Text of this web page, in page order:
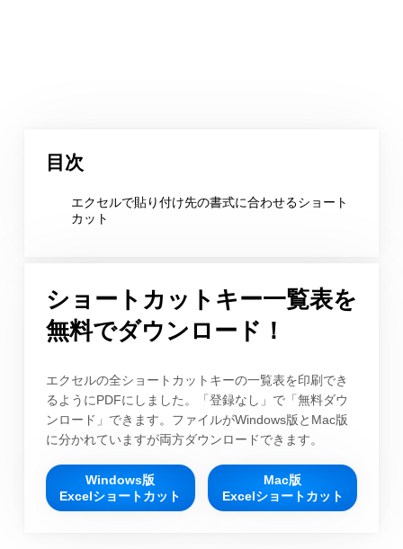
目次
エクセルで貼り付け先の書式に合わせるショート
カット
ショートカットキー一覧表を
無料でダウンロード！
エクセルの全ショートカットキーの一覧表を印刷でき
るようにPDFにしました。「登録なし」で「無料ダウ
ンロード」できます。ファイルがWindows版とMac版
に分かれていますが両方ダウンロードできます。
Windows版
Excelショートカット
Mac版
Excelショートカット